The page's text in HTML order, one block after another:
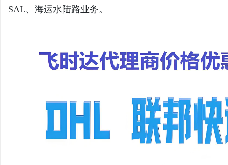
SAL、海运水陆路业务。